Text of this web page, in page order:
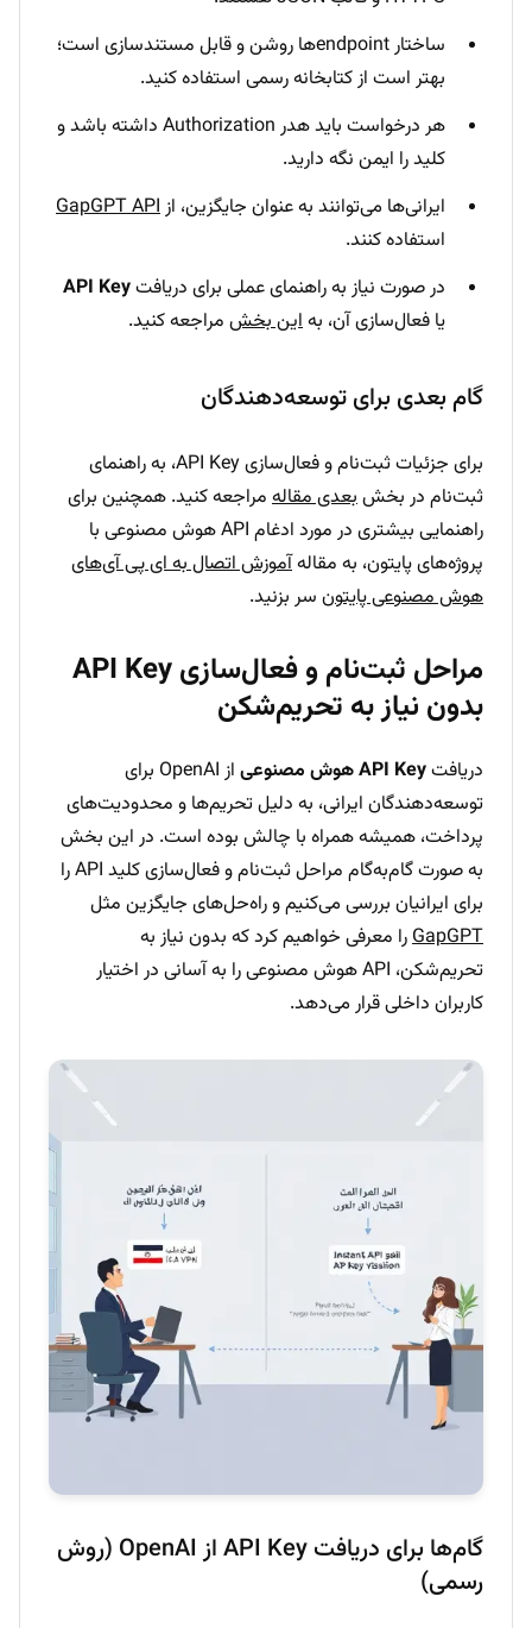
ساختار endpointها روشن و قابل مستندسازی است؛
بهتر است از کتابخانه رسمی استفاده کنید.
هر درخواست باید هدر Authorization داشته باشد و
کلید را ایمن نگه دارید.
ایرانی‌ها می‌توانند به عنوان جایگزین، ازGapGPT API
استفاده کنند.
در صورت نیاز به راهنمای عملی برای دریافتAPI Key
یا فعال‌سازی آن، بهاین بخش مراجعه کنید.
گام بعدی برای توسعه‌دهندگان
برای جزئیات ثبت‌نام و فعال‌سازی API Key، به راهنمای
ثبت‌نام در بخشبعدی مقاله مراجعه کنید. همچنین برای
راهنمایی بیشتری در مورد ادغام API هوش مصنوعی با
پروژه‌های پایتون، به مقالهآموزش اتصال به ای پی آی‌های
هوش مصنوعی پایتون سر بزنید.
مراحل ثبت‌نام و فعال‌سازی API Key
بدون نیاز به تحریم‌شکن
دریافتAPI Key هوش مصنوعی
از OpenAI برای
توسعه‌دهندگان ایرانی، به دلیل تحریم‌ها و محدودیت‌های
پرداخت، همیشه همراه با چالش بوده است. در این بخش
به صورت گام‌به‌گام مراحل ثبت‌نام و فعال‌سازی کلید API را
برای ایرانیان بررسی می‌کنیم و راه‌حل‌های جایگزین مثل
GapGPTرا معرفی خواهیم کرد که بدون نیاز به
تحریم‌شکن، API هوش مصنوعی را به آسانی در اختیار
کاربران داخلی قرار می‌دهد.
گام‌ها برای دریافت API Key از OpenAI (روش
رسمی)